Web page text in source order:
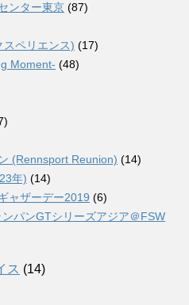
ンター東京 (87)
ペリエンス) (17)
Moment- (48)
(Rennsport Reunion) (14)
年) (14)
ャザーデー2019 (6)
パンGTシリーズアジア＠FSW
ス (14)